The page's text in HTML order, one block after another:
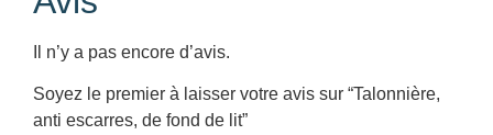
Il n’y a pas encore d’avis.
Soyez le premier à laisser votre avis sur “Talonnière,
anti escarres, de fond de lit”